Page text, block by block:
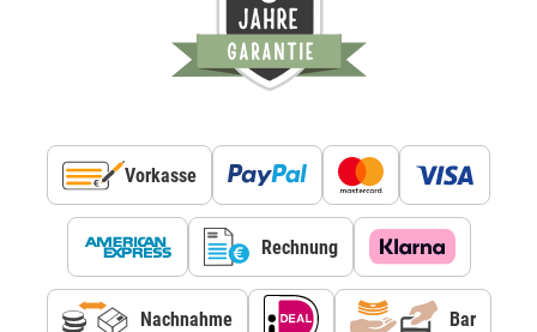
Vorkasse
Rechnung
Nachnahme Bar